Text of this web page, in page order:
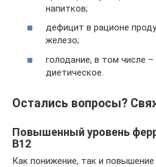
напитков;
дефицит в рационе
железо;
голодание, в том числе –
диетическое.
Остались вопросы?
Повышенный уровень
В12
Как понижение, так и